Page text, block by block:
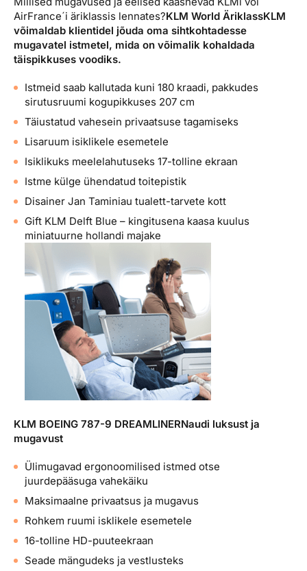
Reisitarvete e-pood
Airalo eSIM
Reisija meelespea
Kuldkaart
Platinum Club
Püsisoodustused
Boonuspunktid
Meist
Ettevõttest, kontaktid, reisikonsultandi teenus, tule
tööle, uudised...
Ettevõttest
Kontaktid
Reisikonsultandi teenus
Tule tööle
Uudised
AirFrance´i äriklassis lennates?KLM World ÄriklassKLM
võimaldab klientidel jõuda oma sihtkohtadesse
mugavatel istmetel, mida on võimalik kohaldada
täispikkuses voodiks.
Istmeid saab kallutada kuni 180 kraadi, pakkudes
sirutusruumi kogupikkuses 207 cm
Täiustatud vahesein privaatsuse tagamiseks
Lisaruum isiklikele esemetele
Isiklikuks meelelahutuseks 17-tolline ekraan
Istme külge ühendatud toitepistik
Disainer Jan Taminiau tualett-tarvete kott
Gift KLM Delft Blue – kingitusena kaasa kuulus
miniatuurne hollandi majake
KLM BOEING 787-9 DREAMLINERNaudi luksust ja
mugavust
Ülimugavad ergonoomilised istmed otse
juurdepääsuga vahekäiku
Maksimaalne privaatsus ja mugavus
Rohkem ruumi isklikele esemetele
16-tolline HD-puuteekraan
Seade mängudeks ja vestlusteks